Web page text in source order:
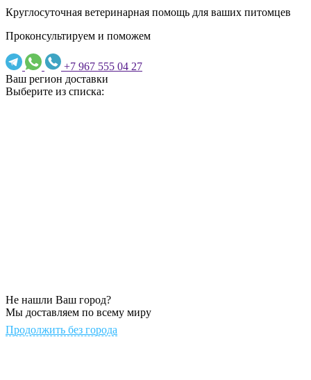
Круглосуточная ветеринарная помощь для ваших питомцев
Проконсультируем и поможем
+7 967 555 04 27
Ваш регион доставки
Выберите из списка:
Не нашли Ваш город?
Мы доставляем по всему миру
Продолжить без города